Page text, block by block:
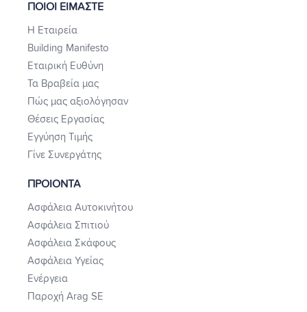
ΠΟΙΟΙ ΕΙΜΑΣΤΕ
Η Εταιρεία
Building Manifesto
Εταιρική Ευθύνη
Τα Βραβεία μας
Πώς μας αξιολόγησαν
Θέσεις Εργασίας
Εγγύηση Τιμής
Γίνε Συνεργάτης
ΠΡΟΙΟΝΤΑ
Ασφάλεια Αυτοκινήτου
Ασφάλεια Σπιτιού
Ασφάλεια Σκάφους
Ασφάλεια Υγείας
Ενέργεια
Παροχή Arag SE